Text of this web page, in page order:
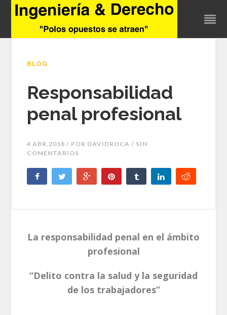
BLOG
Responsabilidad
penal profesional
4 ABR,2018 / POR DAVIDROCA / SIN
COMENTARIOS
La responsabilidad penal en el ámbito
profesional
“Delito contra la salud y la seguridad
de los trabajadores”